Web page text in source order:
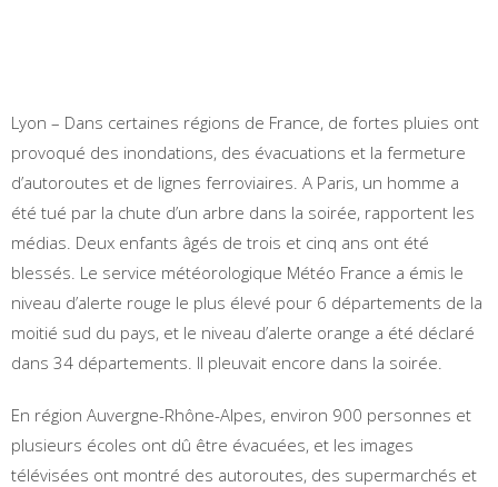
Lyon – Dans certaines régions de France, de fortes pluies ont
provoqué des inondations, des évacuations et la fermeture
d’autoroutes et de lignes ferroviaires. A Paris, un homme a
été tué par la chute d’un arbre dans la soirée, rapportent les
médias. Deux enfants âgés de trois et cinq ans ont été
blessés. Le service météorologique Météo France a émis le
niveau d’alerte rouge le plus élevé pour 6 départements de la
moitié sud du pays, et le niveau d’alerte orange a été déclaré
dans 34 départements. Il pleuvait encore dans la soirée.
En région Auvergne-Rhône-Alpes, environ 900 personnes et
plusieurs écoles ont dû être évacuées, et les images
télévisées ont montré des autoroutes, des supermarchés et